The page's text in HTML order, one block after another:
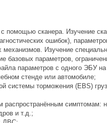
помощью сканера. Изучение
ошибок),
механизмов. Изучение
базовых параметров,
параметров с одного ЭБУ
стенде или автомобиле;
системы торможения (EBS)
распространённым симптомам:
и т.д.;